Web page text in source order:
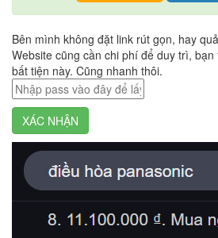
Bên mình không đặt link rút gọn, hay
Website cũng cần chi phí để duy trì,
bất tiện này. Cũng nhanh thôi.